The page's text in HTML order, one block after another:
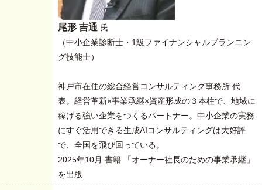
尾形 吉通 氏
（中小企業診断士・1級ファイナンシャルプランニン
グ技能士）
神戸市在住の総合経営コンサルティング事務所 代
表。経営革新×事業承継×資産形成の３本柱で、地域に
稼げる強い企業をつくるパートナー。中小企業の実務
にすぐ活用できる生成AIコンサルティングは大好評
で、全国を飛び回っている。
2025年10月 書籍 「オーナー社長のための事業承継」
を出版